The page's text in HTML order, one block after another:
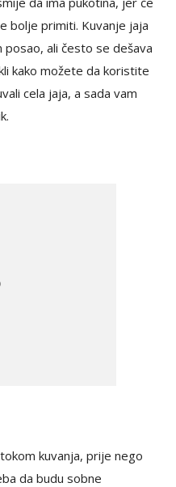
bolje primiti. Kuvanje jaja
ali često se dešava
kako možete da koristite
cela jaja, a sada vam
kuvanja, prije nego
da budu sobne